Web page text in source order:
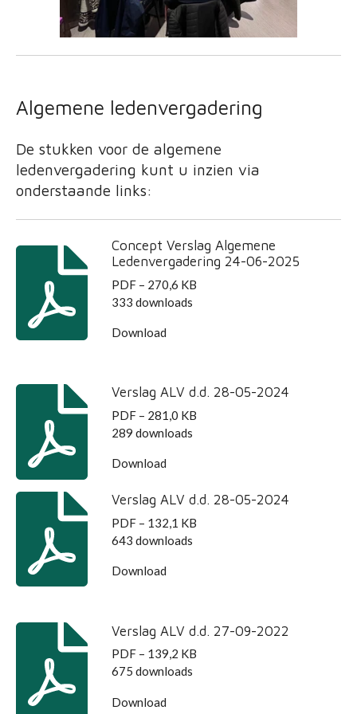
Algemene ledenvergadering
De stukken voor de algemene
ledenvergadering kunt u inzien via
onderstaande links:
Concept Verslag Algemene
Ledenvergadering 24-06-2025
PDF – 270,6 KB
333 downloads
Download
Verslag ALV d.d. 28-05-2024
PDF – 281,0 KB
289 downloads
Download
Verslag ALV d.d. 28-05-2024
PDF – 132,1 KB
643 downloads
Download
Verslag ALV d.d. 27-09-2022
PDF – 139,2 KB
675 downloads
Download